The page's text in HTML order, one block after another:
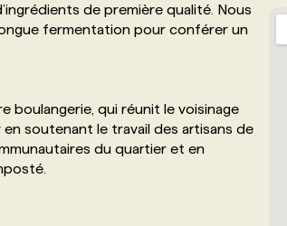
de première qualité. Nous
fermentation pour conférer un
boulangerie, qui réunit le voisinage
soutenant le travail des artisans de
du quartier et en